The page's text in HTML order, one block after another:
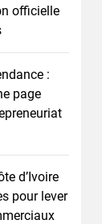
officielle
:
page
d’Ivoire
pour lever